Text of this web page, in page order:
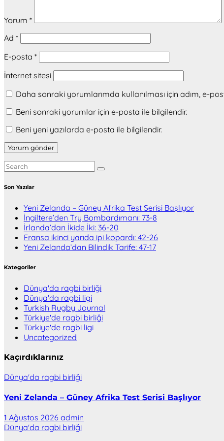
Yorum *
Ad *
E-posta *
İnternet sitesi
Daha sonraki yorumlarımda kullanılması için adım, e-
Beni sonraki yorumlar için e-posta ile bilgilendir.
Beni yeni yazılarda e-posta ile bilgilendir.
Son Yazılar
Yeni Zelanda – Güney Afrika Test Serisi Başlıyor
İngiltere’den Try Bombardımanı: 73-8
İrlanda’dan İkide İki: 36-20
Fransa ikinci yarıda ipi kopardı: 42-26
Yeni Zelanda’dan Bilindik Tarife: 47-17
Kategoriler
Dünya'da ragbi birliği
Dünya'da ragbi ligi
Turkish Rugby Journal
Türkiye'de ragbi birliği
Türkiye'de ragbi ligi
Uncategorized
Kaçırdıklarınız
Dünya'da ragbi birliği
Yeni Zelanda – Güney Afrika Test Serisi Başlıyor
1 Ağustos 2026 admin
Dünya'da ragbi birliği